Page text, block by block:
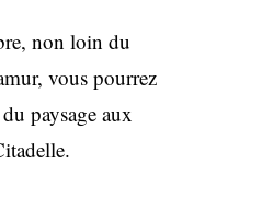
non loin du
vous pourrez
paysage aux